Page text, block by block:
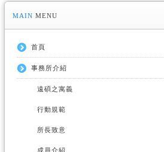
MAIN MENU
首頁
事務所介紹
遠碩之寓義
行動規範
所長致意
成員介紹